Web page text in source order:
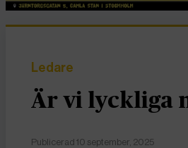
Ledare
Är vi lyckliga
Publicerad 10 september, 2025